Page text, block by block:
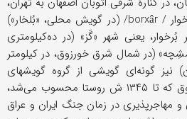
در بخش مرکزی شهرستان بُرخوار / borxâr/ (در گویش محلی، «بُلخار»)
یعنی شهر «گَز» (در ده‌کیلومتری
(در شمال شرق خورزوق، در کیلومتر
نیز گونه‌ای گویشی از گروه گویشهای
مرکزی ایران رایج است. خورزوق که تا ۱۳۴۵ ش روستا محسوب می‌شد،
مهاجر‌پذیری در زمان جنگ ایران و عراق